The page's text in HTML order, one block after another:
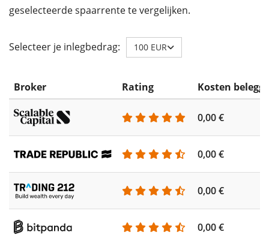
geselecteerde spaarrente te vergelijken.
Selecteer je inlegbedrag: 100 EUR
Broker Rating Kosten
0,00 €
0,00 €
0,00 €
0,00 €